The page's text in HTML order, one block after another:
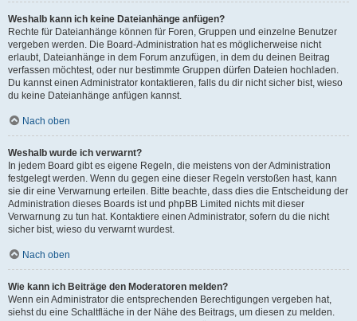
Weshalb kann ich keine Dateianhänge anfügen?
Rechte für Dateianhänge können für Foren, Gruppen und einzelne Benutzer
vergeben werden. Die Board-Administration hat es möglicherweise nicht
erlaubt, Dateianhänge in dem Forum anzufügen, in dem du deinen Beitrag
verfassen möchtest, oder nur bestimmte Gruppen dürfen Dateien hochladen.
Du kannst einen Administrator kontaktieren, falls du dir nicht sicher bist, wieso
du keine Dateianhänge anfügen kannst.
Nach oben
Weshalb wurde ich verwarnt?
In jedem Board gibt es eigene Regeln, die meistens von der Administration
festgelegt werden. Wenn du gegen eine dieser Regeln verstoßen hast, kann
sie dir eine Verwarnung erteilen. Bitte beachte, dass dies die Entscheidung der
Administration dieses Boards ist und phpBB Limited nichts mit dieser
Verwarnung zu tun hat. Kontaktiere einen Administrator, sofern du die nicht
sicher bist, wieso du verwarnt wurdest.
Nach oben
Wie kann ich Beiträge den Moderatoren melden?
Wenn ein Administrator die entsprechenden Berechtigungen vergeben hat,
siehst du eine Schaltfläche in der Nähe des Beitrags, um diesen zu melden.